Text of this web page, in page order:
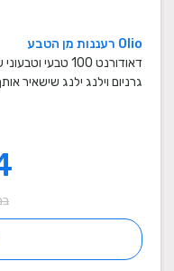
Olio רעננות מן הטבע
דאודורנט 100
גרניום וילנג ילנג שישאיר